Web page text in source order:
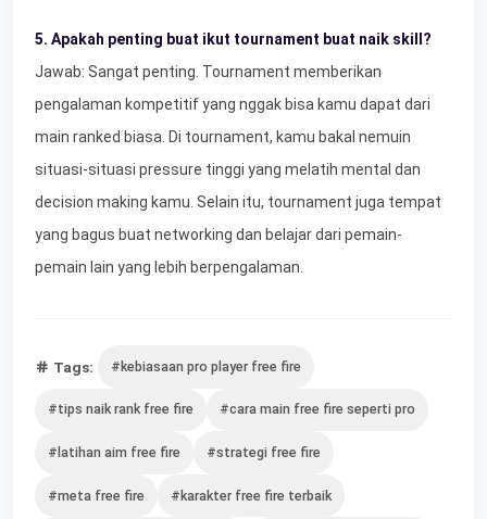
5. Apakah penting buat ikut tournament buat naik skill?
Jawab: Sangat penting. Tournament memberikan
pengalaman kompetitif yang nggak bisa kamu dapat dari
main ranked biasa. Di tournament, kamu bakal nemuin
situasi-situasi pressure tinggi yang melatih mental dan
decision making kamu. Selain itu, tournament juga tempat
yang bagus buat networking dan belajar dari pemain-
pemain lain yang lebih berpengalaman.
Tags: #kebiasaan pro player free fire
#tips naik rank free fire #cara main free fire seperti pro
#latihan aim free fire #strategi free fire
#meta free fire #karakter free fire terbaik